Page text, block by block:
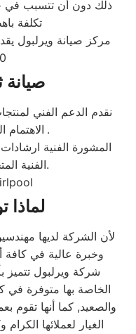
ذلك دون أن تتسبب في
تكلفة
مركز صيانة ويرلبول
صيانة
نقدم الدعم الفني
.
المشورة الفنية
الفنية المتخصصة بلاغات الاعطال.
لماذا
لأن الشركة لديها
وخبرة عالية في كافة
شركة ويرلبول تتميز
الخاصة بها متوفرة في
الغيار لعملائها